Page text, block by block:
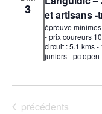
3
et artisans -
épreuve
- prix coureurs
circuit : 5.1 kms
juniors - pc
Événements
précédents